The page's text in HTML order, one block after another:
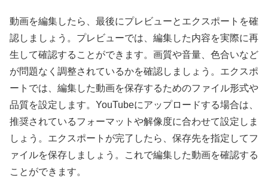
動画を編集したら、最後にプレビューとエクスポートを確
認しましょう。プレビューでは、編集した内容を実際に再
生して確認することができます。画質や音量、色合いなど
が問題なく調整されているかを確認しましょう。エクスポ
ートでは、編集した動画を保存するためのファイル形式や
品質を設定します。YouTubeにアップロードする場合は、
推奨されているフォーマットや解像度に合わせて設定しま
しょう。エクスポートが完了したら、保存先を指定してフ
ァイルを保存しましょう。これで編集した動画を確認する
ことができます。